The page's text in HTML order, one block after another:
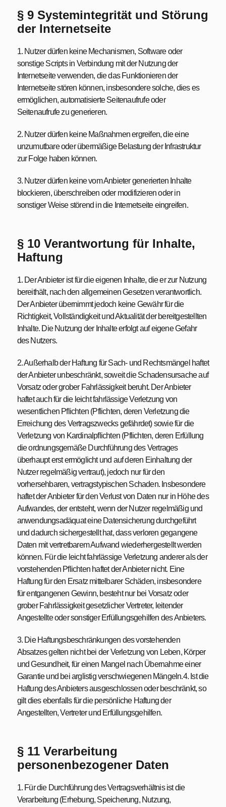
§ 9 Systemintegrität und Störung
der Internetseite
1. Nutzer dürfen keine Mechanismen, Software oder
sonstige Scripts in Verbindung mit der Nutzung der
Internetseite verwenden, die das Funktionieren der
Internetseite stören können, insbesondere solche, dies es
ermöglichen, automatisierte Seitenaufrufe oder
Seitenaufrufe zu generieren.
2. Nutzer dürfen keine Maßnahmen ergreifen, die eine
unzumutbare oder übermäßige Belastung der Infrastruktur
zur Folge haben können.
3. Nutzer dürfen keine vom Anbieter generierten Inhalte
blockieren, überschreiben oder modifizieren oder in
sonstiger Weise störend in die Internetseite eingreifen.
§ 10 Verantwortung für Inhalte,
Haftung
1. Der Anbieter ist für die eigenen Inhalte, die er zur Nutzung
bereithält, nach den allgemeinen Gesetzen verantwortlich.
Der Anbieter übernimmt jedoch keine Gewähr für die
Richtigkeit, Vollständigkeit und Aktualität der bereitgestellten
Inhalte. Die Nutzung der Inhalte erfolgt auf eigene Gefahr
des Nutzers.
2. Außerhalb der Haftung für Sach- und Rechtsmängel haftet
der Anbieter unbeschränkt, soweit die Schadensursache auf
Vorsatz oder grober Fahrlässigkeit beruht. Der Anbieter
haftet auch für die leicht fahrlässige Verletzung von
wesentlichen Pflichten (Pflichten, deren Verletzung die
Erreichung des Vertragszwecks gefährdet) sowie für die
Verletzung von Kardinalpflichten (Pflichten, deren Erfüllung
die ordnungsgemäße Durchführung des Vertrages
überhaupt erst ermöglicht und auf deren Einhaltung der
Nutzer regelmäßig vertraut), jedoch nur für den
vorhersehbaren, vertragstypischen Schaden. Insbesondere
haftet der Anbieter für den Verlust von Daten nur in Höhe des
Aufwandes, der entsteht, wenn der Nutzer regelmäßig und
anwendungsadäquat eine Datensicherung durchgeführt
und dadurch sichergestellt hat, dass verloren gegangene
Daten mit vertretbarem Aufwand wiederhergestellt werden
können. Für die leicht fahrlässige Verletzung anderer als der
vorstehenden Pflichten haftet der Anbieter nicht. Eine
Haftung für den Ersatz mittelbarer Schäden, insbesondere
für entgangenen Gewinn, besteht nur bei Vorsatz oder
grober Fahrlässigkeit gesetzlicher Vertreter, leitender
Angestellte oder sonstiger Erfüllungsgehilfen des Anbieters.
3. Die Haftungsbeschränkungen des vorstehenden
Absatzes gelten nicht bei der Verletzung von Leben, Körper
und Gesundheit, für einen Mangel nach Übernahme einer
Garantie und bei arglistig verschwiegenen Mängeln.4. Ist die
Haftung des Anbieters ausgeschlossen oder beschränkt, so
gilt dies ebenfalls für die persönliche Haftung der
Angestellten, Vertreter und Erfüllungsgehilfen.
§ 11 Verarbeitung
personenbezogener Daten
1. Für die Durchführung des Vertragsverhältnis ist die
Verarbeitung (Erhebung, Speicherung, Nutzung,